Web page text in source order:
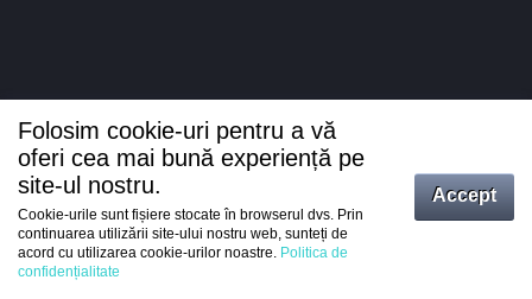
Intrați
Folosim cookie-uri pentru a vă
oferi cea mai bună experiență pe
site-ul nostru.
Cookie-urile sunt fișiere stocate în browserul dvs. Prin
continuarea utilizării site-ului nostru web, sunteți de
acord cu utilizarea cookie-urilor noastre. Politica de
confidențialitate
Accept